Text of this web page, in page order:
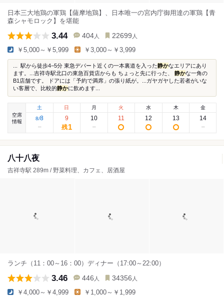
日本三大地鶏の軍鶏【薩摩地鶏】、日本唯一の宮内庁御用達の軍鶏【青
森シャモロック】を堪能
3.44 404 人 22699 人
￥5,000～￥5,999 ￥3,000～￥3,999
... 駅から徒歩4−5分 東急デパート近くの一本裏道を入った静かなエリアにあり
ます。...吉祥寺駅北口の東急百貨店からも ちょっと先に行った、 静かな一角の
B1店舗です。 ドアには「予約で満席」の張り紙が。...ガヤガヤした若者がいな
い客層で、比較的静かに飲めます...
空席
情報
土
8/8
日
9
残1
月
10
火
11
水
12
木
13
金
14
八十八夜
吉祥寺駅 289m / 野菜料理、カフェ、居酒屋
ランチ（11：00～16：00）ディナー（17:00～22:00）
3.46 446 人 34356 人
￥4,000～￥4,999 ￥1,000～￥1,999